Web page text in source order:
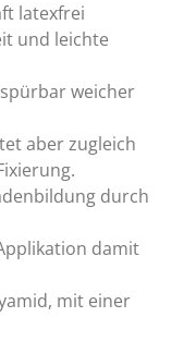
latexfrei
und leichte
weicher
aber zugleich
durch
damit
mit einer